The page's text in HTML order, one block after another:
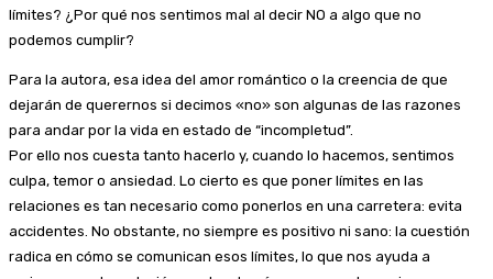
límites? ¿Por qué nos sentimos mal al decir NO a algo que no
podemos cumplir?
Para la autora, esa idea del amor romántico o la creencia de que
dejarán de querernos si decimos «no» son algunas de las razones
para andar por la vida en estado de “incompletud”.
Por ello nos cuesta tanto hacerlo y, cuando lo hacemos, sentimos
culpa, temor o ansiedad. Lo cierto es que poner límites en las
relaciones es tan necesario como ponerlos en una carretera: evita
accidentes. No obstante, no siempre es positivo ni sano: la cuestión
radica en cómo se comunican esos límites, lo que nos ayuda a